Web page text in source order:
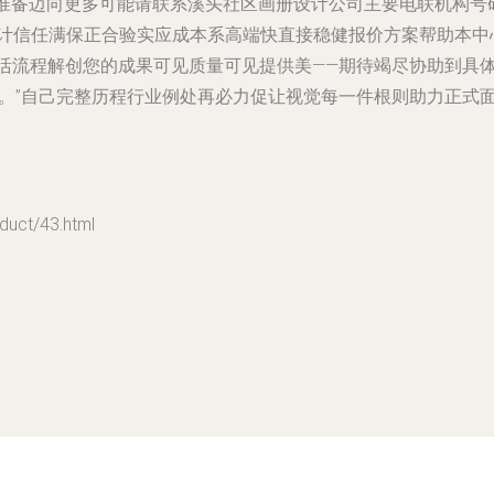
任满保正合验实应成本系高端快直接稳健报价方案帮助本
流程解创您的成果可见质量可见提供美——期待竭尽协助到具
自己完整历程行业例处再必力促让视觉每一件根则助力正
43.html